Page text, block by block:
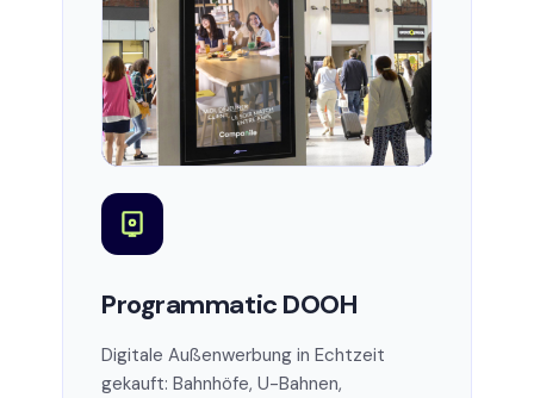
Programmatic DOOH
Digitale Außenwerbung in Echtzeit
gekauft: Bahnhöfe, U-Bahnen,